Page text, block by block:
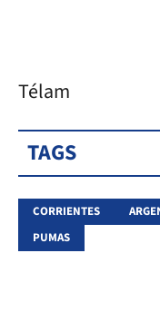
Télam
TAGS
CORRIENTES
PUMAS